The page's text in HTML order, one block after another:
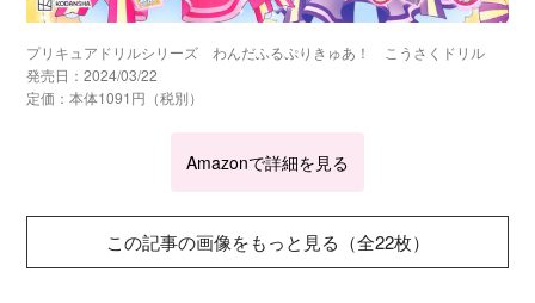
プリキュアドリルシリーズ わんだふるぷりきゅあ！ こうさくドリル
発売日：2024/03/22
定価：本体1091円（税別）
Amazonで詳細を見る
この記事の画像をもっと見る（全22枚）